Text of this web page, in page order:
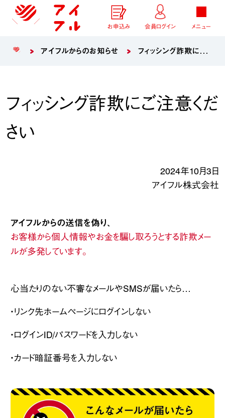
お申込み 会員ログイン メニュー
アイフルからのお知らせ フィッシング詐欺にご注意ください
フィッシング詐欺にご注意くだ
さい
2024年10月3日
アイフル株式会社
アイフルからの送信を偽り、
お客様から個人情報やお金を騙し取ろうとする詐欺メー
ルが多発しています。
心当たりのない不審なメールやSMSが届いたら…
・リンク先ホームページにログインしない
・ログインID/パスワードを入力しない
・カード暗証番号を入力しない